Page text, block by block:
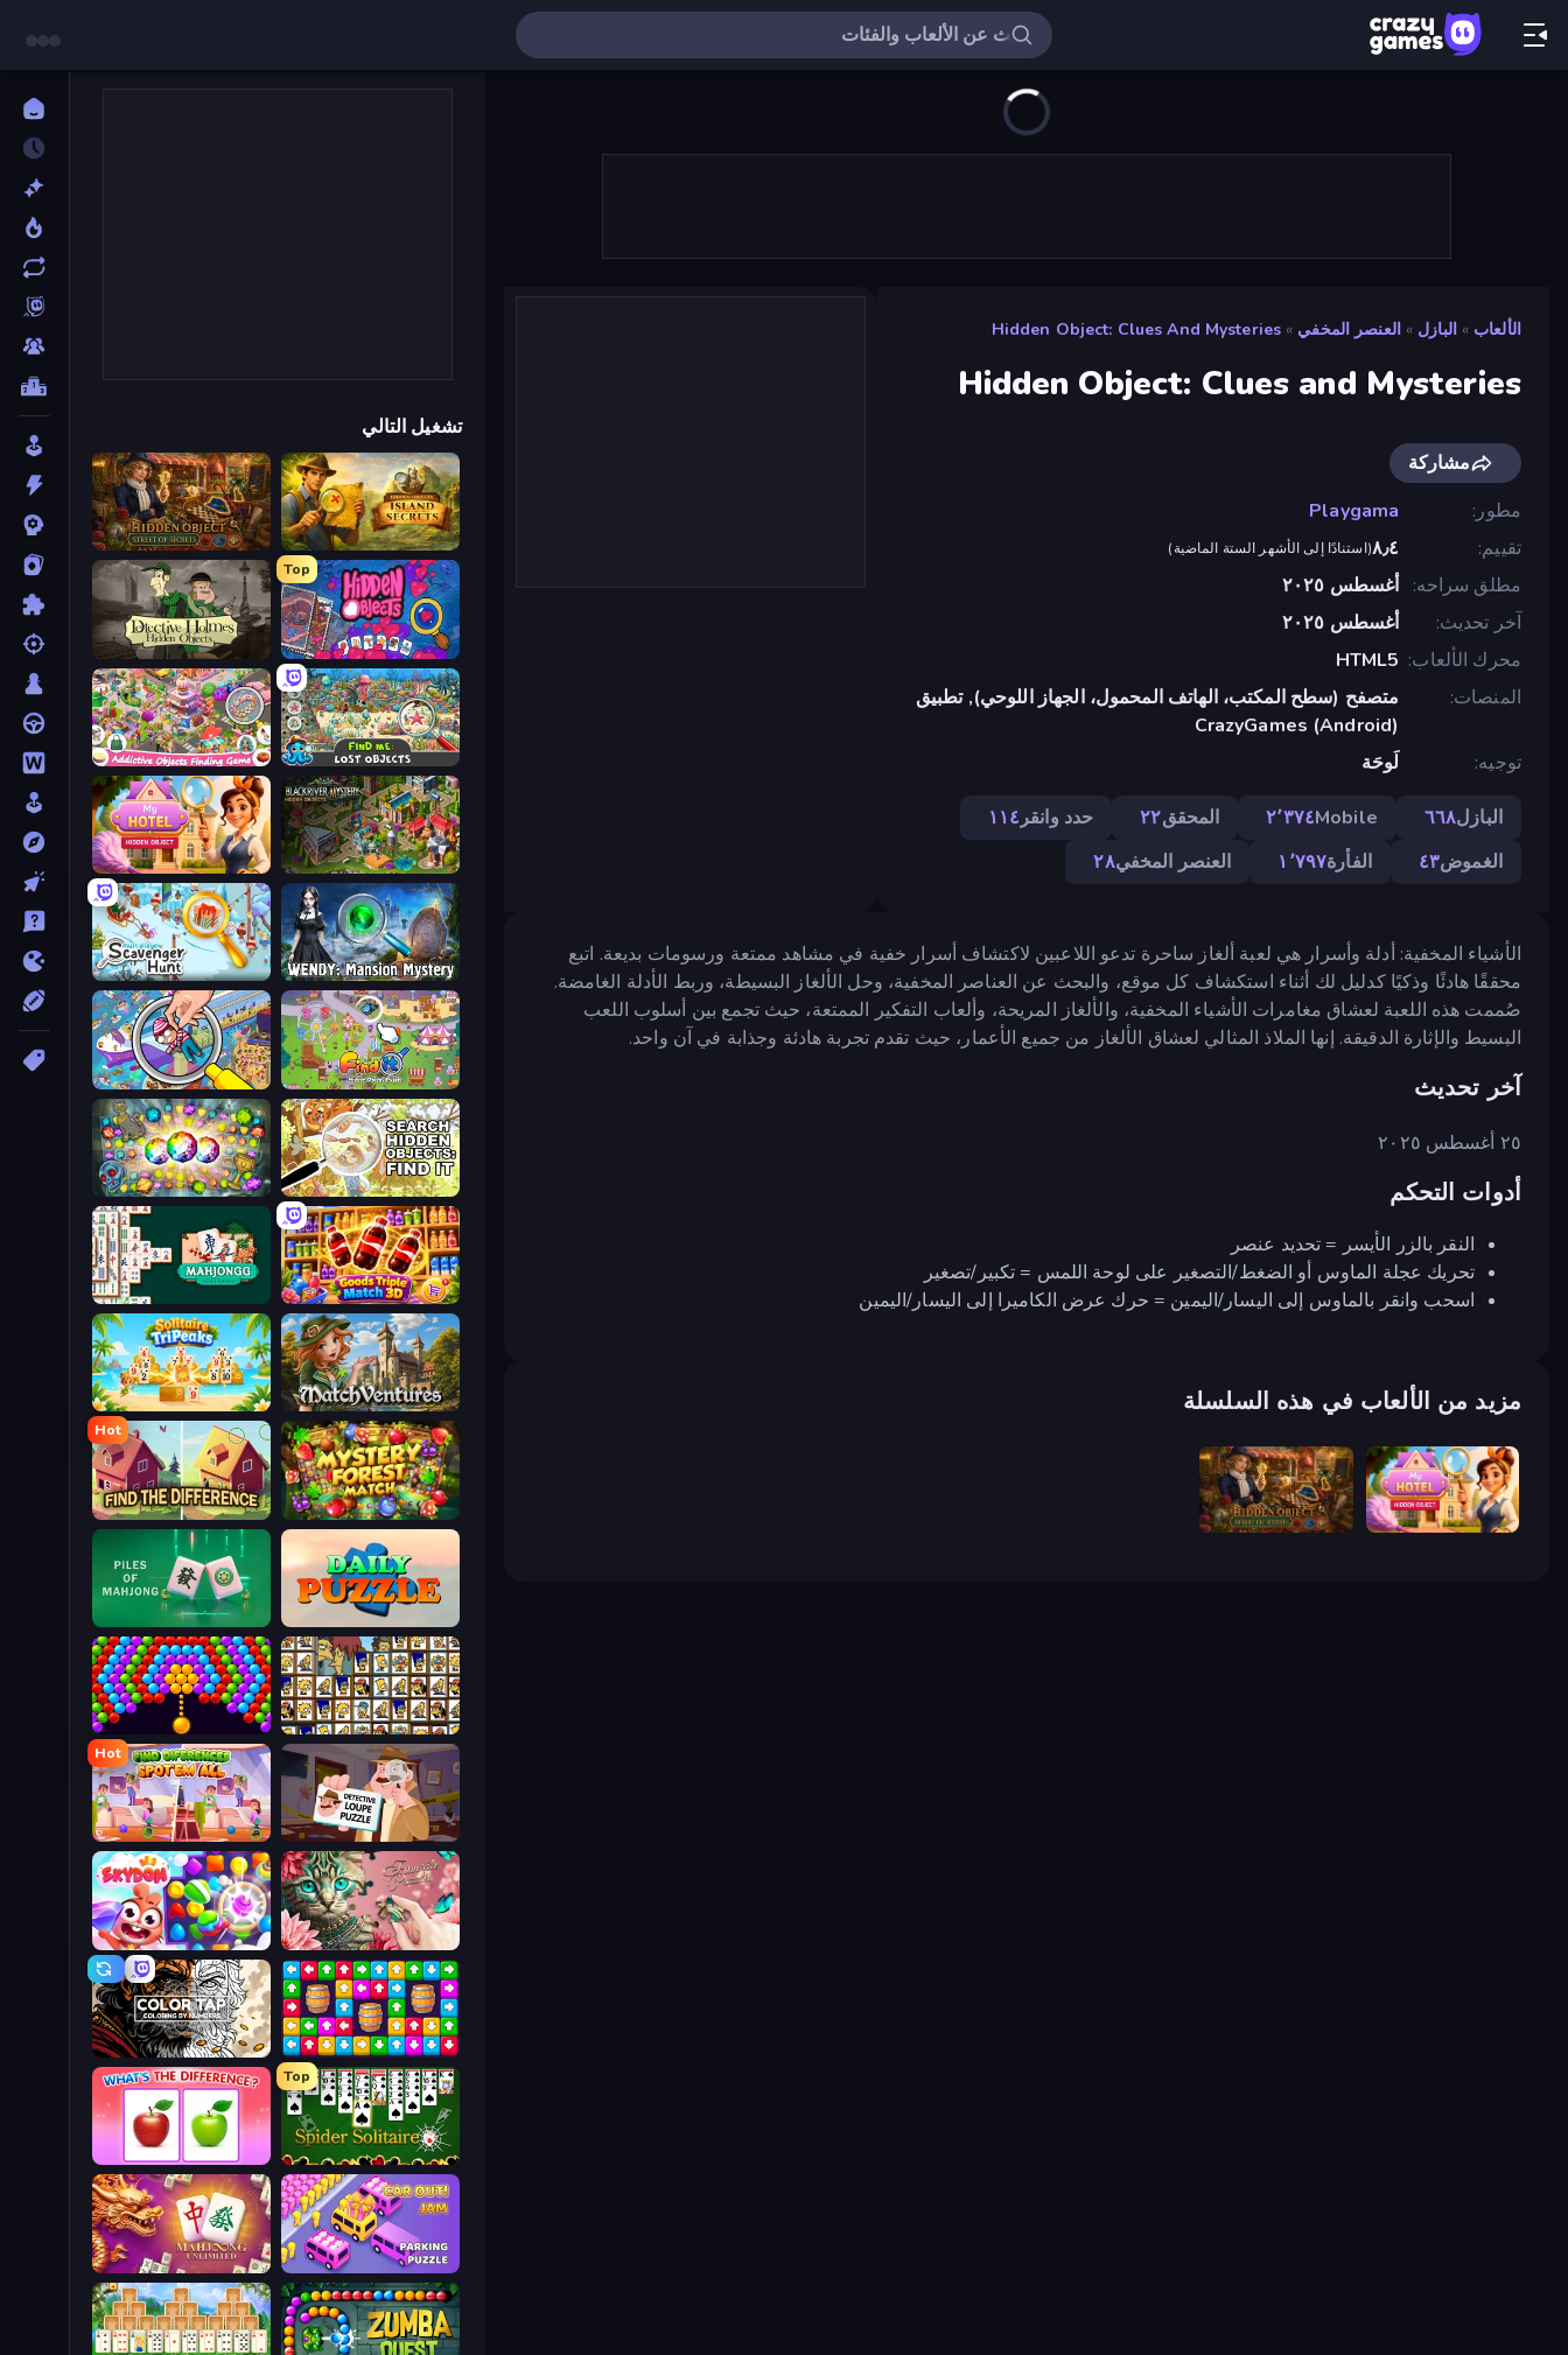
الألعاب » البازل » العنصر المخفي »
Hidden Object: Clues And Mysteries
Hidden Object: Clues and Mysteries
مشاركة
مطور
Playgama
تقييم
٨٫٤(استنادًا إلى الأشهر الستة الماضية)
مطلق سراحه
أغسطس ٢٠٢٥
آخر تحديث
أغسطس ٢٠٢٥
محرك الألعاب HTML5
المنصات
متصفح (سطح المكتب، الهاتف المحمول، الجهاز اللوحي), تطبيق
CrazyGames (Android)
توجيه
لَوحَة
البازل٦٦٨ Mobile٢٬٣٧٤ المحقق٢٢ حدد وانقر١١٤
الغموض٤٣ الفأرة١٬٧٩٧ العنصر المخفي٢٨
الأشياء المخفية: أدلة وأسرار هي لعبة ألغاز ساحرة تدعو اللاعبين لاكتشاف أسرار خفية في مشاهد ممتعة ورسومات بديعة. اتبع
محققًا هادئًا وذكيًا كدليل لك أثناء استكشاف كل موقع، والبحث عن العناصر المخفية، وحل الألغاز البسيطة، وربط الأدلة الغامضة.
صُممت هذه اللعبة لعشاق مغامرات الأشياء المخفية، والألغاز المريحة، وألعاب التفكير الممتعة، حيث تجمع بين أسلوب اللعب
البسيط والإثارة الدقيقة. إنها الملاذ المثالي لعشاق الألغاز من جميع الأعمار، حيث تقدم تجربة هادئة وجذابة في آن واحد.
آخر تحديث
٢٥ أغسطس ٢٠٢٥
أدوات التحكم
النقر بالزر الأيسر = تحديد عنصر
تحريك عجلة الماوس أو الضغط/التصغير على لوحة اللمس = تكبير/تصغير
اسحب وانقر بالماوس إلى اليسار/اليمين = حرك عرض الكاميرا إلى اليسار/اليمين
مزيد من الألعاب في هذه السلسلة
Hidden Object: My Hotel
Hidden Object: Street Of Secrets
تشغيل التالي
Hidden Objects: Island Secrets
Hidden Object: Street Of Secrets
Top
Hidden Objects
Detective Holmes: Hidden Object
Find Me: Lost Objects
Scavenger Hunt - Hidden Items
Blackriver Mystery: Hidden Objects
Hidden Object: My Hotel
Wendy: Mansion Mystery
Scavenger Hunt - Multiplayer
Find It: Hidden Object Puzzle
Seek & Find - Hidden Object Game
Search Hidden Objects: Find Them
Forgotten Treasure 2
Goods Triple Match 3D
Mahjongg Solitaire
MatchVentures
Solitaire TriPeaks
Mystery Forest - Match 3
Hot
Find The Difference
Daily Puzzle
Piles of Mahjong
Tiles of the Simpsons
Bubble Story
Detective Loupe Puzzle
Hot
Find Differences: Spot 'Em All
Favorite Puzzles
Skydom
Tap Away Story
Color Tap: Coloring by Numbers
Top
Spider Solitaire
What's The Difference?
Car OUT! Jam Parking Puzzle
Mahjong Unlimited